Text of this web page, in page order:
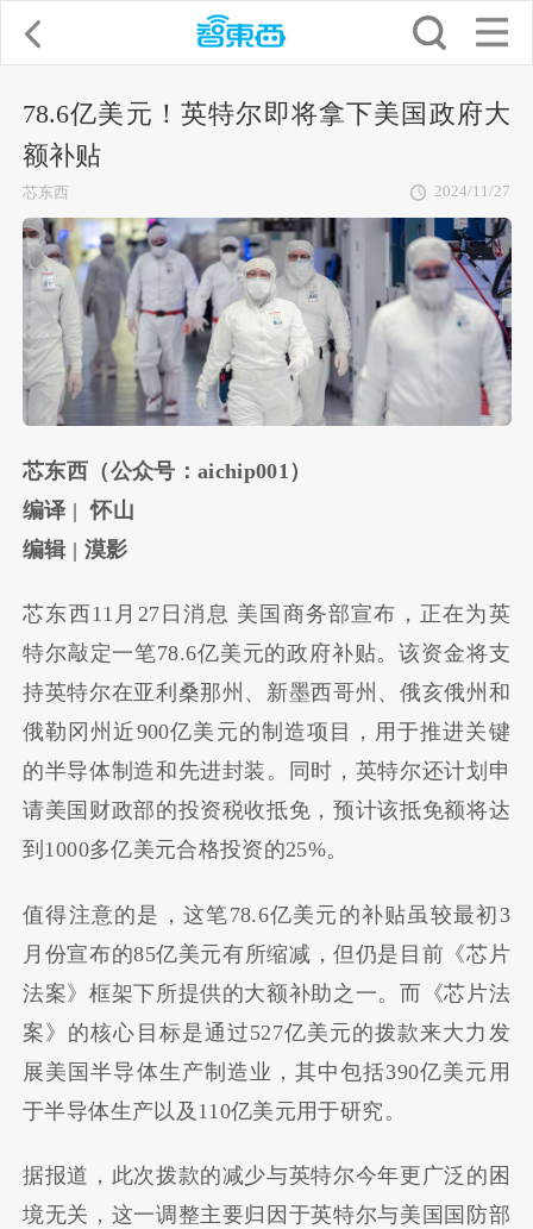
78.6亿美元！英特尔即将拿下美国政府大
额补贴
芯东西 2024/11/27
芯东西（公众号：aichip001）
编译 | 怀山
编辑 | 漠影
芯东西11月27日消息 美国商务部宣布，正在为英
特尔敲定一笔78.6亿美元的政府补贴。该资金将支
持英特尔在亚利桑那州、新墨西哥州、俄亥俄州和
俄勒冈州近900亿美元的制造项目，用于推进关键
的半导体制造和先进封装。同时，英特尔还计划申
请美国财政部的投资税收抵免，预计该抵免额将达
到1000多亿美元合格投资的25%。
值得注意的是，这笔78.6亿美元的补贴虽较最初3
月份宣布的85亿美元有所缩减，但仍是目前《芯片
法案》框架下所提供的大额补助之一。而《芯片法
案》的核心目标是通过527亿美元的拨款来大力发
展美国半导体生产制造业，其中包括390亿美元用
于半导体生产以及110亿美元用于研究。
据报道，此次拨款的减少与英特尔今年更广泛的困
境无关，这一调整主要归因于英特尔与美国国防部